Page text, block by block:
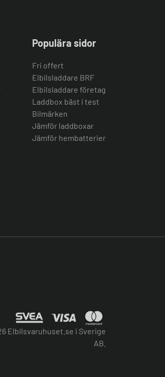
Populära sidor
Fri offert
Elbilsladdare BRF
Elbilsladdare företag
Laddbox bäst i test
Bilmärken
Jämför laddboxar
Jämför hembatterier
Elbilsvaruhuset.se i Sverige
AB.